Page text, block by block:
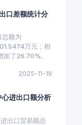
口差额统计分
额为
万元；相
了26.70%。
2025-11-19
进出口额分析
出口贸易额总